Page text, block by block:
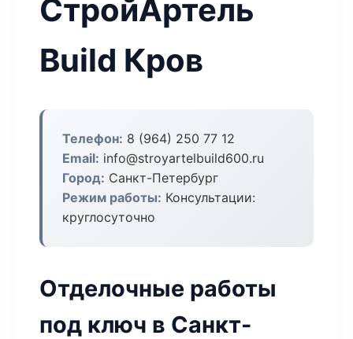
СтройАртель
Build Кров
Телефон: 8 (964) 250 77 12
Email: info@stroyartelbuild600.ru
Город: Санкт-Петербург
Режим работы: Консультации:
круглосуточно
Отделочные работы
под ключ в Санкт-